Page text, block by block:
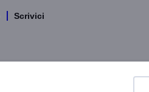
Scrivici